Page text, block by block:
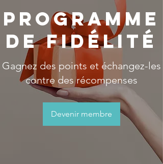
Programme
de fidélité
Gagnez des points et échangez-les
contre des récompenses
Devenir membre